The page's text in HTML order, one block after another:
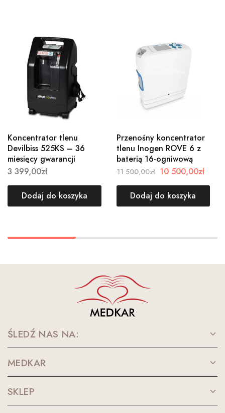
Koncentrator tlenu
Devilbiss 525KS – 36
miesięcy gwarancji
3 399,00zł
Dodaj do koszyka
Przenośny koncentrator
tlenu Inogen ROVE 6 z
baterią 16-ogniwową
11 500,00zł 10 500,00zł
Dodaj do koszyka
ŚLEDŹ NAS NA:
MEDKAR
SKLEP